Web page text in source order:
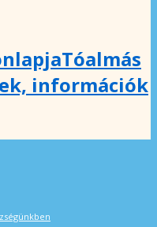
Tóalmás
információk